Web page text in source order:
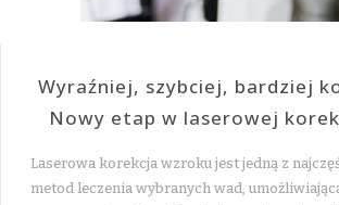
Wyraźniej, szybciej, bardziej
Nowy etap w laserowej
Laserowa korekcja wzroku jest jedną z
metod leczenia wybranych wad,